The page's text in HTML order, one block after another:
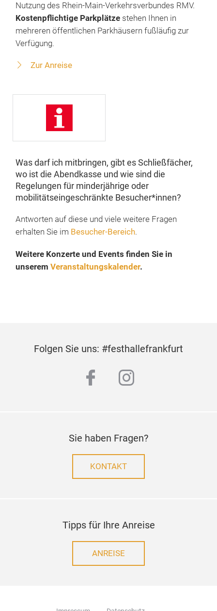
Nutzung des Rhein-Main-Verkehrsverbundes RMV.
Kostenpflichtige Parkplätze stehen Ihnen in
mehreren öffentlichen Parkhäusern fußläufig zur
Verfügung.
Zur Anreise
Was darf ich mitbringen, gibt es Schließfächer,
wo ist die Abendkasse und wie sind die
Regelungen für minderjährige oder
mobilitätseingeschränkte Besucher*innen?
Antworten auf diese und viele weitere Fragen
erhalten Sie im Besucher-Bereich.
Weitere Konzerte und Events finden Sie in
unserem Veranstaltungskalender.
Folgen Sie uns: #festhallefrankfurt
facebookinstagram
Sie haben Fragen?
KONTAKT
Tipps für Ihre Anreise
ANREISE